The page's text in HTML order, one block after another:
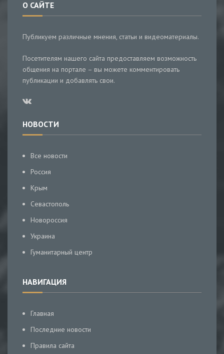
О САЙТЕ
Публикуем различные мнения, статьи и видеоматериалы.
Посетителям нашего сайта предоставляем возможность
общения на портале – вы можете комментировать
публикации и добавлять свои.
НОВОСТИ
Все новости
Россия
Крым
Севастополь
Новороссия
Украина
Гуманитарный центр
НАВИГАЦИЯ
Главная
Последние новости
Правила сайта